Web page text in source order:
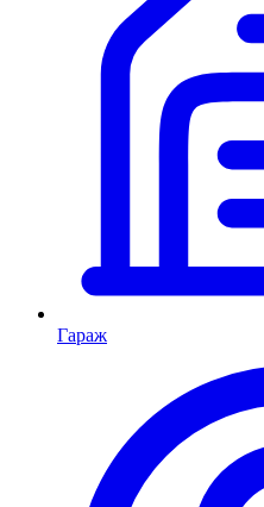
Гараж